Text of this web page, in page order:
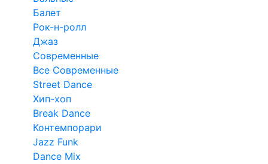
Балет
Рок-н-ролл
Джаз
Современные
Все Современные
Street Dance
Хип-хоп
Break Dance
Контемпорари
Jazz Funk
Dance Mix